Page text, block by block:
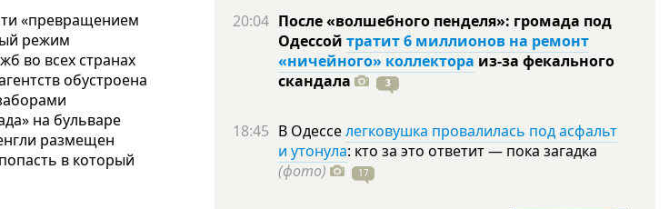
«превращением
режим
во всех странах
обустроена
на бульваре
размещен
в который
20:04 После «волшебного пенделя»: громада под
Одессой тратит 6 миллионов на ремонт
«ничейного» коллектора из-за фекального
скандала
3
18:45 В Одесселегковушка провалилась под асфальт
и утонула: кто за это ответит — пока загадка
(фото)
17